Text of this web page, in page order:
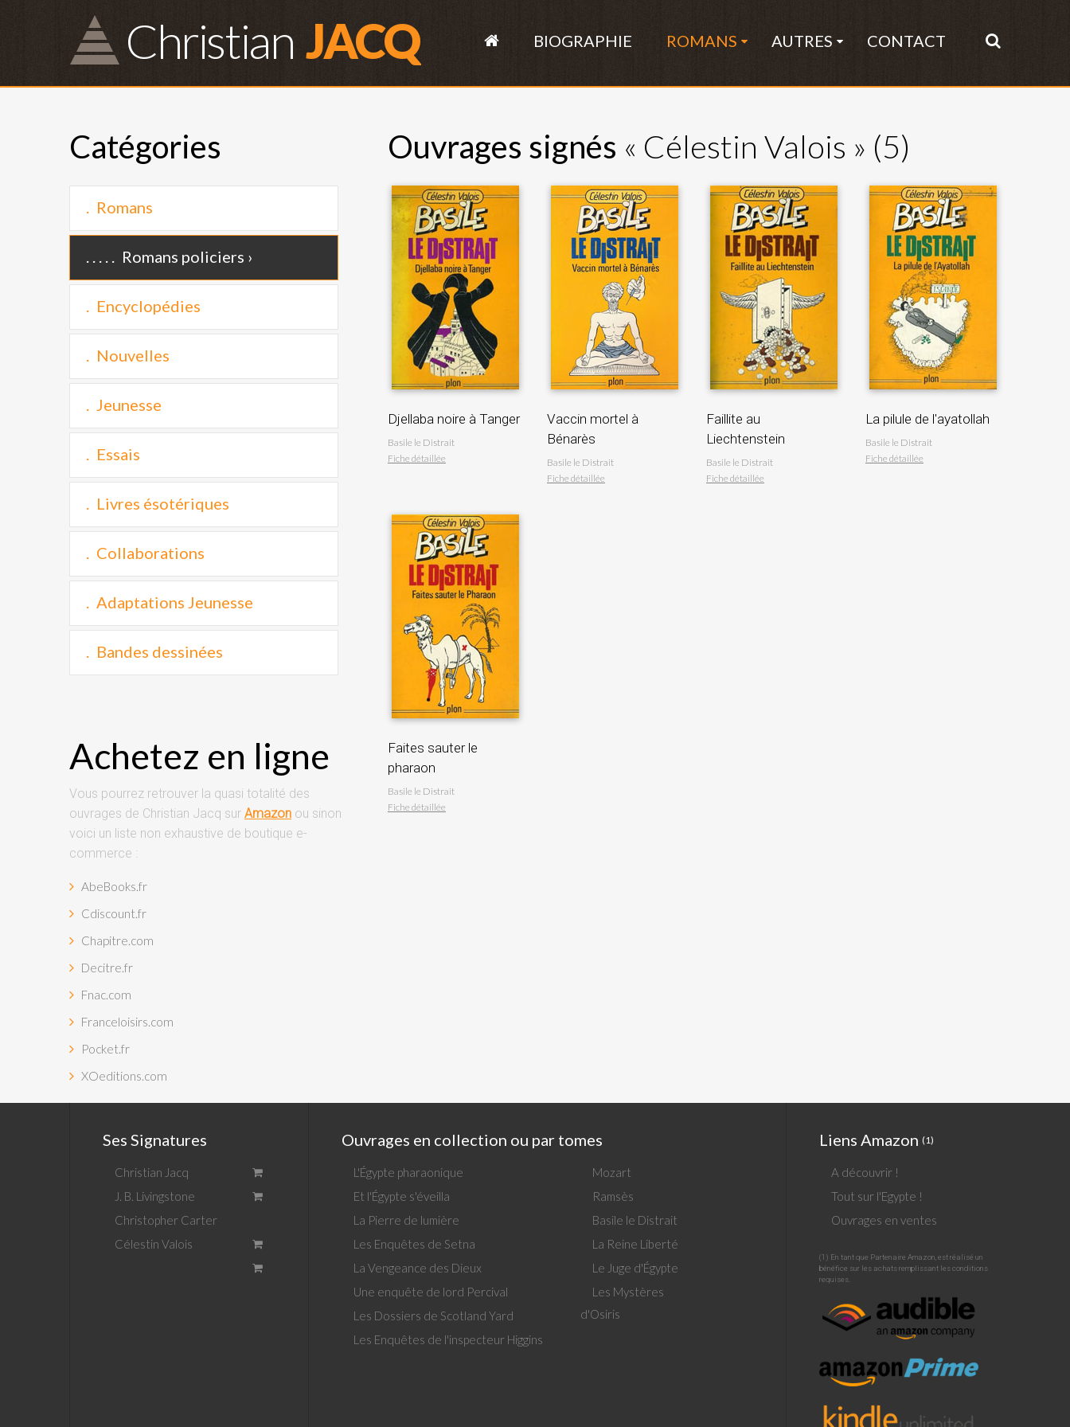
Christian JACQ BIOGRAPHIE ROMANS AUTRES CONTACT
Catégories
Romans
Romans policiers
Encyclopédies
Nouvelles
Jeunesse
Essais
Livres ésotériques
Collaborations
Adaptations Jeunesse
Bandes dessinées
Achetez en ligne
Vous pourrez retrouver la quasi totalité des
ouvrages de Christian Jacq sur Amazon ou sinon
voici un liste non exhaustive de boutique e-
commerce :
AbeBooks.fr
Cdiscount.fr
Chapitre.com
Decitre.fr
Fnac.com
Franceloisirs.com
Pocket.fr
XOeditions.com
Ouvrages signés « Célestin Valois » (5)
Djellaba noire à Tanger
Basile le Distrait
Fiche détaillée
Vaccin mortel à
Bénarès
Basile le Distrait
Fiche détaillée
Faillite au
Liechtenstein
Basile le Distrait
Fiche détaillée
La pilule de l'ayatollah
Basile le Distrait
Fiche détaillée
Faites sauter le
pharaon
Basile le Distrait
Fiche détaillée
Ses Signatures
Christian Jacq
J. B. Livingstone
Christopher Carter
Célestin Valois
Ouvrages en collection ou par tomes
L'Égypte pharaonique
Et l'Égypte s'éveilla
La Pierre de lumière
Les Enquêtes de Setna
La Vengeance des Dieux
Une enquête de lord Percival
Les Dossiers de Scotland Yard
Les Enquêtes de l'inspecteur Higgins
Mozart
Ramsès
Basile le Distrait
La Reine Liberté
Le Juge d'Égypte
Les Mystères
d'Osiris
Liens Amazon (1)
A découvrir !
Tout sur l'Egypte !
Ouvrages en ventes
(1) En tant que Partenaire Amazon, est réalisé un
bénéfice sur les achats remplissant les conditions
requises.